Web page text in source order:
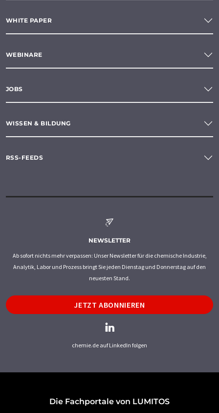
WHITE PAPER
WEBINARE
JOBS
WISSEN & BILDUNG
RSS-FEEDS
NEWSLETTER
Ab sofort nichts mehr verpassen: Unser Newsletter für die chemische Industrie,
Analytik, Labor und Prozess bringt Sie jeden Dienstag und Donnerstag auf den
neuesten Stand.
JETZT ABONNIEREN
chemie.de auf LinkedIn folgen
Die Fachportale von LUMITOS